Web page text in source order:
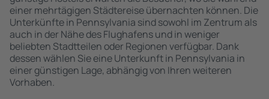
einer mehrtägigen Städtereise übernachten können. Die
Unterkünfte in Pennsylvania sind sowohl im Zentrum als
auch in der Nähe des Flughafens und in weniger
beliebten Stadtteilen oder Regionen verfügbar. Dank
dessen wählen Sie eine Unterkunft in Pennsylvania in
einer günstigen Lage, abhängig von Ihren weiteren
Vorhaben.